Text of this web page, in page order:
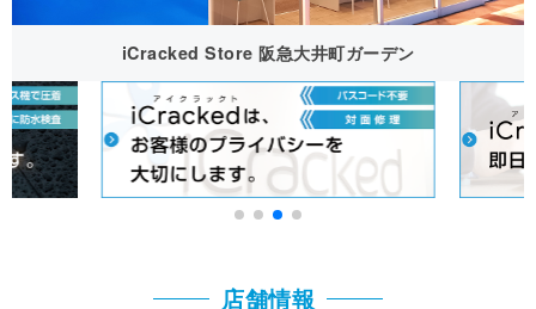
iCracked Store 阪急大井町ガーデン
店舗情報